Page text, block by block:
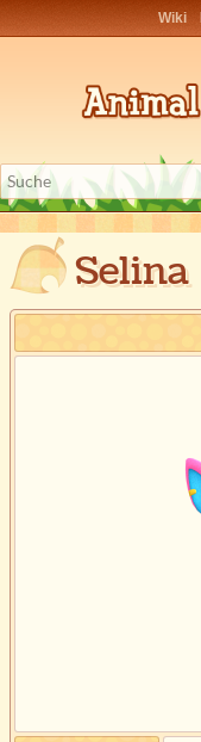
Wiki
Selina